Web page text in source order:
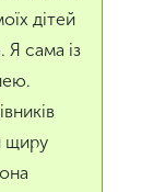
дітей
Я сама із
щиру